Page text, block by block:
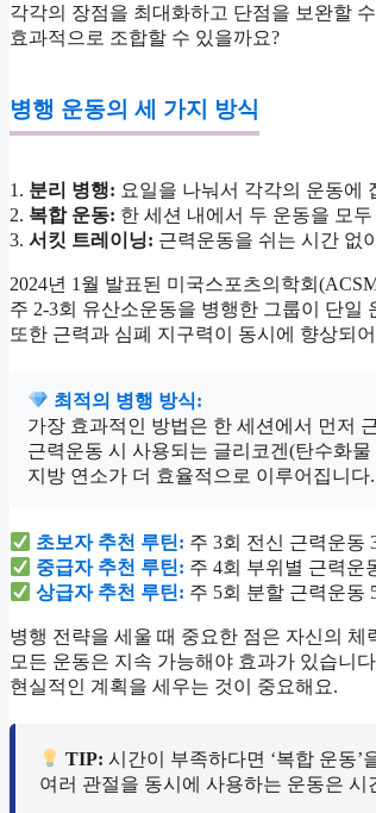
각각의 장점을 최대화하고 단점을 보완할
효과적으로 조합할 수 있을까요?
병행 운동의 세 가지 방식
1. 분리 병행: 요일을 나눠서 각각의 운동에
2. 복합 운동: 한 세션 내에서 두 운동을 모
3. 서킷 트레이닝: 근력운동을 쉬는 시간 없
2024년 1월 발표된 미국스포츠의학회
주 2-3회 유산소운동을 병행한 그룹이 단일
또한 근력과 심폐 지구력이 동시에 향상되
최적의 병행 방식:
가장 효과적인 방법은 한 세션에서 먼저
근력운동 시 사용되는 글리코겐(탄수화
지방 연소가 더 효율적으로 이루어집니다.
초보자 추천 루틴: 주 3회 전신 근력운동
중급자 추천 루틴: 주 4회 부위별 근력운
상급자 추천 루틴: 주 5회 분할 근력운동
병행 전략을 세울 때 중요한 점은 자신의
모든 운동은 지속 가능해야 효과가 있습니
현실적인 계획을 세우는 것이 중요해요.
TIP: 시간이 부족하다면 ‘복합 운동
여러 관절을 동시에 사용하는 운동은